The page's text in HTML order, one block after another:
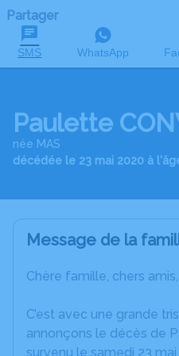
Partager
SMS WhatsApp
Paulette
née MAS
décédée le 23 mai 2020 à
Message de la
Chère famille, chers amis,
C’est avec une grande
annonçons le décès de
survenu le samedi 23